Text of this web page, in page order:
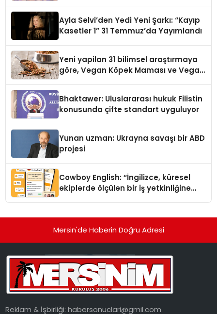
Ayla Selvi’den Yedi Yeni Şarkı: “Kayıp
Kasetler 1” 31 Temmuz’da Yayımlandı
Yeni yapilan 31 bilimsel araştırmaya
göre, Vegan Köpek Maması ve Vegan
Bhaktawer: Uluslararası hukuk Filistin
konusunda çifte standart uyguluyor
Yunan uzman: Ukrayna savaşı bir ABD
projesi
Cowboy English: “İngilizce, küresel
ekiplerde ölçülen bir iş yetkinliğine
Mersin'de Haberin Doğru Adresi
Reklam & İşbirliği:habersonuclari@gmil.com